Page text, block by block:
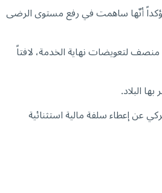
مؤكداً أنّها ساهمت في رفع مستوى الرضى
منصف لتعويضات نهاية الخدمة، لافتاً
البلاد.
عن إعطاء سلفة مالية استثنائية